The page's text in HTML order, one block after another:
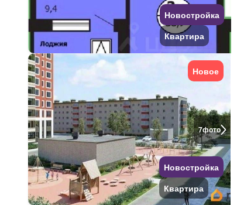
Новостройка
Квартира
7фото
Новое
Новостройка
Квартира